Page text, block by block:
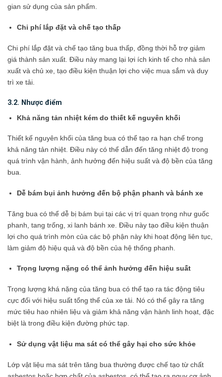
gian sử dụng của sản phẩm.
Chi phí lắp đặt và chế tạo thấp
Chi phí lắp đặt và chế tạo tăng bua thấp, đồng thời hỗ trợ giảm
giá thành sản xuất. Điều này mang lại lợi ích kinh tế cho nhà sản
xuất và chủ xe, tạo điều kiện thuận lợi cho việc mua sắm và duy
trì xe tải.
3.2. Nhược điểm
Khả năng tản nhiệt kém do thiết kế nguyên khối
Thiết kế nguyên khối của tăng bua có thể tạo ra hạn chế trong
khả năng tản nhiệt. Điều này có thể dẫn đến tăng nhiệt độ trong
quá trình vận hành, ảnh hưởng đến hiệu suất và độ bền của tăng
bua.
Dễ bám bụi ảnh hưởng đến bộ phận phanh và bánh xe
Tăng bua có thể dễ bị bám bụi tại các vị trí quan trọng như guốc
phanh, tang trống, xi lanh bánh xe. Điều này tạo điều kiện thuận
lợi cho quá trình mòn của các bộ phận này khi hoạt động liên tục,
làm giảm độ hiệu quả và độ bền của hệ thống phanh.
Trọng lượng nặng có thể ảnh hưởng đến hiệu suất
Trọng lượng khá nặng của tăng bua có thể tạo ra tác động tiêu
cực đối với hiệu suất tổng thể của xe tải. Nó có thể gây ra tăng
mức tiêu hao nhiên liệu và giảm khả năng vận hành linh hoạt, đặc
biệt là trong điều kiện đường phức tạp.
Sử dụng vật liệu ma sát có thể gây hại cho sức khỏe
Lớp vật liệu ma sát trên tăng bua thường được chế tạo từ chất